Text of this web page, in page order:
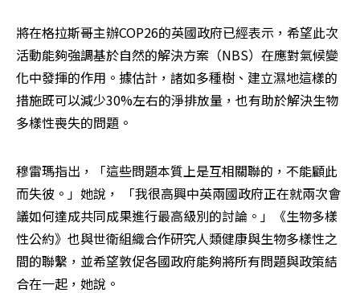
將在格拉斯哥主辦COP26的英國政府已經表示，希望此次
活動能夠強調基於自然的解決方案（NBS）在應對氣候變
化中發揮的作用。據估計，諸如多種樹、建立濕地這樣的
措施既可以減少30%左右的淨排放量，也有助於解決生物
多樣性喪失的問題。
穆雷瑪指出，「這些問題本質上是互相關聯的，不能顧此
而失彼。」她說， 「我很高興中英兩國政府正在就兩次會
議如何達成共同成果進行最高級別的討論。」《生物多樣
性公約》也與世衛組織合作研究人類健康與生物多樣性之
間的聯繫，並希望敦促各國政府能夠將所有問題與政策結
合在一起，她說。